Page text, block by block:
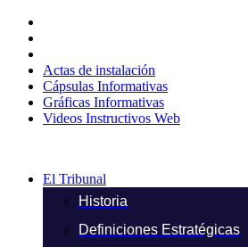
contenido
Actas de instalación
Cápsulas Informativas
Gráficas Informativas
Videos Instructivos Web
El Tribunal
Historia
Definiciones Estratégicas